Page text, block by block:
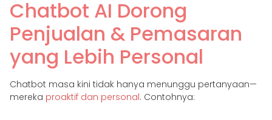
Chatbot AI Dorong
Penjualan & Pemasaran
yang Lebih Personal
Chatbot masa kini tidak hanya menunggu pertanyaan—
mereka proaktif dan personal. Contohnya: